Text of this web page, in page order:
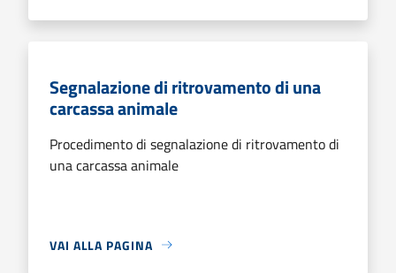
Segnalazione di ritrovamento di una
carcassa animale
Procedimento di segnalazione di ritrovamento di
una carcassa animale
VAI ALLA PAGINA